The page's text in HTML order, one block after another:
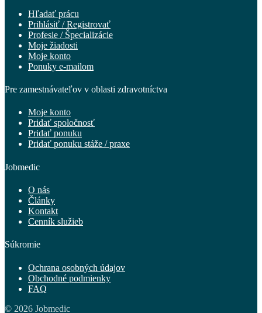
Hľadať prácu
Prihlásiť / Registrovať
Profesie / Špecializácie
Moje žiadosti
Moje konto
Ponuky e-mailom
Pre zamestnávateľov v oblasti zdravotníctva
Moje konto
Pridať spoločnosť
Pridať ponuku
Pridať ponuku stáže / praxe
Jobmedic
O nás
Články
Kontakt
Cenník služieb
Súkromie
Ochrana osobných údajov
Obchodné podmienky
FAQ
© 2026 Jobmedic